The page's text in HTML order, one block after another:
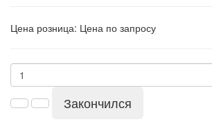
Цена розница: Цена по запросу
Закончился